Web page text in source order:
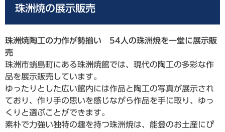
珠洲焼の展示販売
珠洲焼陶工の力作が勢揃い 54人の珠洲焼を一堂に展示販
売
珠洲市蛸島町にある珠洲焼館では、現代の陶工の多彩な作
品を展示販売しています。
ゆったりとした広い館内には作品と陶工の写真が展示され
ており、作り手の思いを感じながら作品を手に取り、ゆっ
くりと選ぶことができます。
素朴で力強い独特の趣を持つ珠洲焼は、能登のお土産にぴ